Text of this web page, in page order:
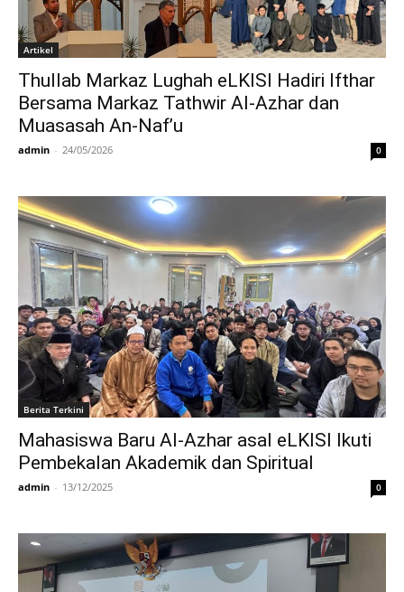
Artikel
Thullab Markaz Lughah eLKISI Hadiri Ifthar
Bersama Markaz Tathwir Al-Azhar dan
Muasasah An-Naf’u
admin - 24/05/2026 0
Berita Terkini
Mahasiswa Baru Al-Azhar asal eLKISI Ikuti
Pembekalan Akademik dan Spiritual
admin - 13/12/2025 0